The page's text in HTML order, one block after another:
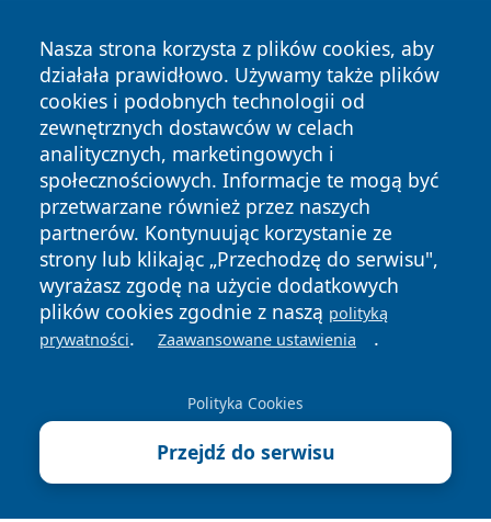
Nasza strona korzysta z plików cookies, aby
działała prawidłowo. Używamy także plików
cookies i podobnych technologii od
zewnętrznych dostawców w celach
analitycznych, marketingowych i
społecznościowych. Informacje te mogą być
przetwarzane również przez naszych
partnerów. Kontynuując korzystanie ze
strony lub klikając „Przechodzę do serwisu",
wyrażasz zgodę na użycie dodatkowych
plików cookies zgodnie z naszą polityką
prywatności. Zaawansowane ustawienia .
Polityka Cookies
Przejdź do serwisu
Copyright © 2026 faktybytom.pl Wszystkie prawa zastrzeżone.
News Autorzy
Polityka
Prywatności
Polityka
Cookies